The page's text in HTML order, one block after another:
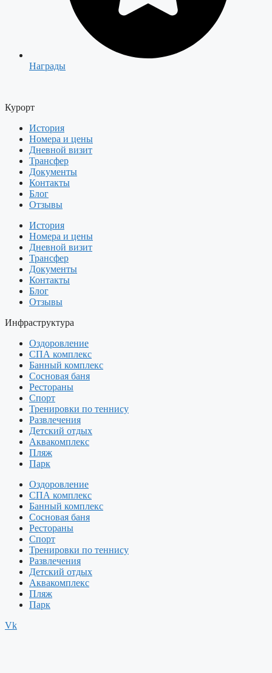
Награды
Курорт
История
Номера и цены
Дневной визит
Трансфер
Документы
Контакты
Блог
Отзывы
История
Номера и цены
Дневной визит
Трансфер
Документы
Контакты
Блог
Отзывы
Инфраструктура
Оздоровление
СПА комплекс
Банный комплекс
Сосновая баня
Рестораны
Спорт
Тренировки по теннису
Развлечения
Детский отдых
Аквакомплекс
Пляж
Парк
Оздоровление
СПА комплекс
Банный комплекс
Сосновая баня
Рестораны
Спорт
Тренировки по теннису
Развлечения
Детский отдых
Аквакомплекс
Пляж
Парк
Vk